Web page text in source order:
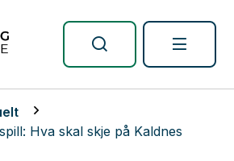
Hva skal skje på Kaldnes